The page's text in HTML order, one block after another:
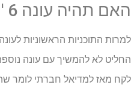
האם תהיה עונה 6 'הפסקת כלא'?
החליט לא להמשיך עם עונה
לקח מאז למדיאל חברתי לומר